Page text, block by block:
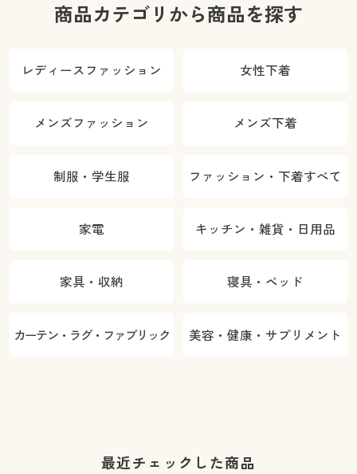
商品カテゴリから商品を探す
レディースファッション 女性下着
メンズファッション メンズ下着
制服・学生服 ファッション・下着すべて
家電 キッチン・雑貨・日用品
家具・収納 寝具・ベッド
カーテン・ラグ・ファブリック 美容・健康・サプリメント
最近チェックした商品